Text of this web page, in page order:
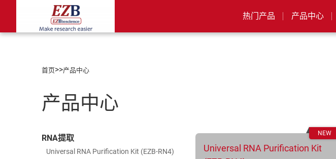
热门产品 产品中心
首页>>产品中心
产品中心
RNA提取
Universal RNA Purification Kit (EZB-RN4)
Universal RNA Purification Kit